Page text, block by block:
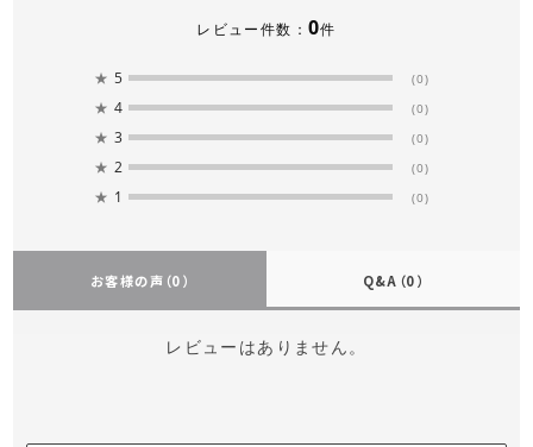
レビュー件数： 0件
★ 5 (0)
★ 4 (0)
★ 3 (0)
★ 2 (0)
★ 1 (0)
お客様の声 （0） Q&A （0）
レビューはありません。